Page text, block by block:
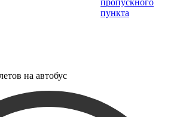
пропускного
пункта
на автобус